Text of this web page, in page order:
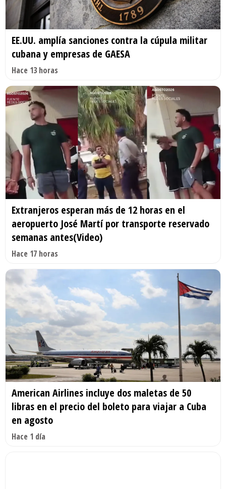
EE.UU. amplía sanciones contra la cúpula militar
cubana y empresas de GAESA
Hace 13 horas
Extranjeros esperan más de 12 horas en el
aeropuerto José Martí por transporte reservado
semanas antes(Video)
Hace 17 horas
American Airlines incluye dos maletas de 50
libras en el precio del boleto para viajar a Cuba
en agosto
Hace 1 día